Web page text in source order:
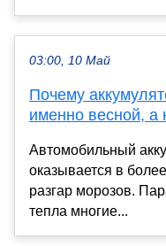
03:00, 10 Май
Почему
именно весной, а
Автомобильный
оказывается в
разгар морозов.
тепла многие...